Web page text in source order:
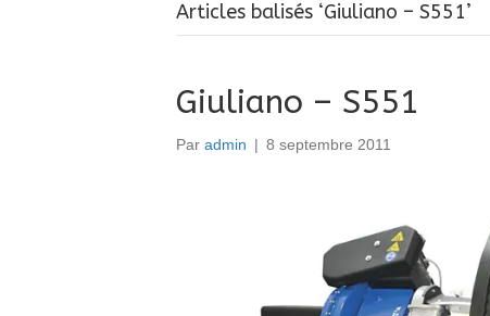
Articles balisés ‘Giuliano – S551’
Giuliano – S551
Par admin | 8 septembre 2011